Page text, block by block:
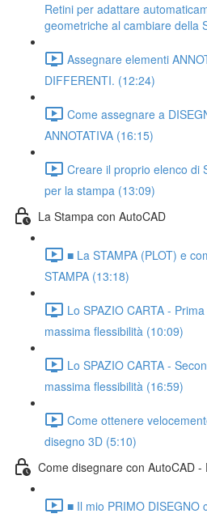
Retini per adattare
geometriche al cambiare della
Assegnare elementi
DIFFERENTI. (12:24)
Come assegnare a
ANNOTATIVA (16:15)
Creare il proprio elenco di
per la stampa (13:09)
La Stampa con AutoCAD
■ La STAMPA (PLOT) e
STAMPA (13:18)
Lo SPAZIO CARTA -
massima flessibilità (10:09)
Lo SPAZIO CARTA -
massima flessibilità (16:59)
Come ottenere
disegno 3D (5:10)
Come disegnare con AutoCAD -
■ Il mio PRIMO DISEGNO